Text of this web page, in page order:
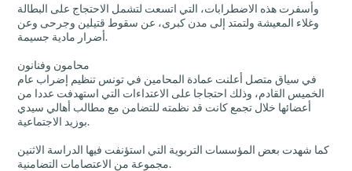
وأسفرت هذه الاضطرابات، التي اتسعت لتشمل الاحتجاج على البطالة
وغلاء المعيشة ولتمتد إلى مدن كبرى، عن سقوط قتيلين وجرحى وعن
أضرار مادية جسيمة.
محامون وفنانون
في سياق متصل أعلنت عمادة المحامين في تونس تنظيم إضراب عام
الخميس القادم، وذلك احتجاجا على الاعتداءات التي استهدفت عددا من
أعضائها خلال تجمع كانت قد نظمته للتضامن مع مطالب أهالي سيدي
بوزيد الاجتماعية.
كما شهدت بعض المؤسسات التربوية التي استؤنفت فيها الدراسة الاثنين
مجموعة من الاعتصامات التضامنية.